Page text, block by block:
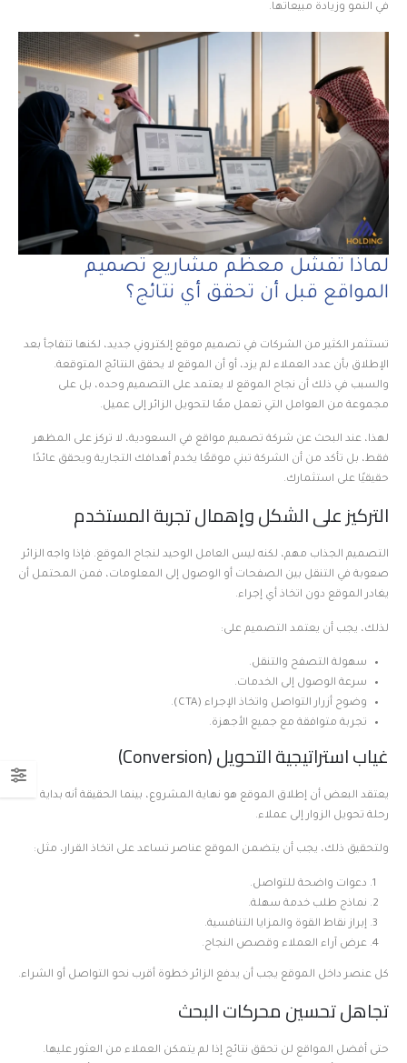
في النمو وزيادة مبيعاتها.
لماذا تفشل معظم مشاريع تصميم
المواقع قبل أن تحقق أي نتائج؟
تستثمر الكثير من الشركات في تصميم موقع إلكتروني جديد، لكنها تتفاجأ بعد
الإطلاق بأن عدد العملاء لم يزد، أو أن الموقع لا يحقق النتائج المتوقعة.
والسبب في ذلك أن نجاح الموقع لا يعتمد على التصميم وحده، بل على
مجموعة من العوامل التي تعمل معًا لتحويل الزائر إلى عميل.
لهذا، عند البحث عن شركة تصميم مواقع في السعودية، لا تركز على المظهر
فقط، بل تأكد من أن الشركة تبني موقعًا يخدم أهدافك التجارية ويحقق عائدًا
حقيقيًا على استثمارك.
التركيز على الشكل وإهمال تجربة المستخدم
التصميم الجذاب مهم، لكنه ليس العامل الوحيد لنجاح الموقع. فإذا واجه الزائر
صعوبة في التنقل بين الصفحات أو الوصول إلى المعلومات، فمن المحتمل أن
يغادر الموقع دون اتخاذ أي إجراء.
لذلك، يجب أن يعتمد التصميم على:
سهولة التصفح والتنقل.
سرعة الوصول إلى الخدمات.
وضوح أزرار التواصل واتخاذ الإجراء (CTA).
تجربة متوافقة مع جميع الأجهزة.
غياب استراتيجية التحويل (Conversion)
يعتقد البعض أن إطلاق الموقع هو نهاية المشروع، بينما الحقيقة أنه بداية
رحلة تحويل الزوار إلى عملاء.
ولتحقيق ذلك، يجب أن يتضمن الموقع عناصر تساعد على اتخاذ القرار، مثل:
دعوات واضحة للتواصل.
نماذج طلب خدمة سهلة.
إبراز نقاط القوة والمزايا التنافسية.
عرض آراء العملاء وقصص النجاح.
كل عنصر داخل الموقع يجب أن يدفع الزائر خطوة أقرب نحو التواصل أو الشراء.
تجاهل تحسين محركات البحث
حتى أفضل المواقع لن تحقق نتائج إذا لم يتمكن العملاء من العثور عليها.